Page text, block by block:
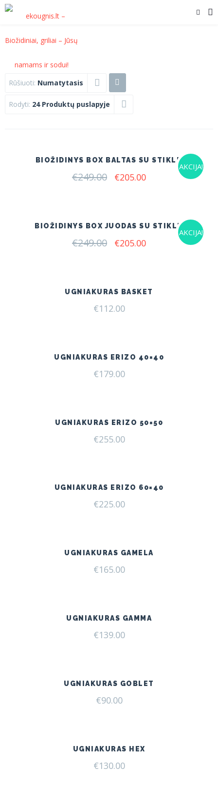
Rūšiuoti: Numatytasis
Rodyti: 24 Produktų puslapyje
AKCIJA!
BIOŽIDINYS BOX BALTAS SU STIKLU
€249.00 Original
€205.00Current
AKCIJA!
BIOŽIDINYS BOX JUODAS SU STIKLU
€249.00 Original
€205.00Current
UGNIAKURAS BASKET
€112.00
UGNIAKURAS ERIZO 40×40
€179.00
UGNIAKURAS ERIZO 50×50
€255.00
UGNIAKURAS ERIZO 60×40
€225.00
UGNIAKURAS GAMELA
€165.00
UGNIAKURAS GAMMA
€139.00
UGNIAKURAS GOBLET
€90.00
UGNIAKURAS HEX
€130.00